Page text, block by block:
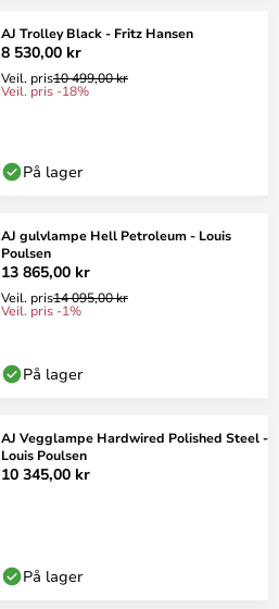
AJ Trolley Black - Fritz Hansen
8 530,00 kr
Veil. pris10 499,00 kr
Veil. pris -18%
På lager
AJ gulvlampe Hell Petroleum - Louis
Poulsen
13 865,00 kr
Veil. pris14 095,00 kr
Veil. pris -1%
På lager
AJ Vegglampe Hardwired Polished Steel -
Louis Poulsen
10 345,00 kr
På lager